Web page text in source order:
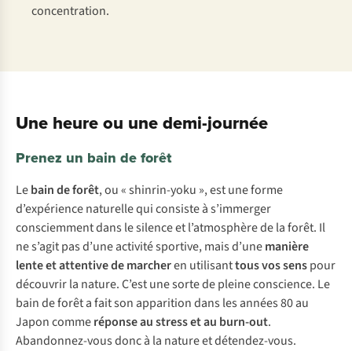
concentration.
Une heure ou une demi-journée
Prenez un bain de forêt
Lebain de forêt, ou « shinrin-yoku », est une forme
d’expérience naturelle qui consiste à s’immerger
consciemment dans le silence et l’atmosphère de la forêt. Il
ne s’agit pas d’une activité sportive, mais d’unemanière
lente et attentive de marcheren utilisanttous vos senspour
découvrir la nature. C’est une sorte de pleine conscience. Le
bain de forêt a fait son apparition dans les années 80 au
Japon commeréponse au stress et au burn-out.
Abandonnez-vous donc à la nature et détendez-vous.